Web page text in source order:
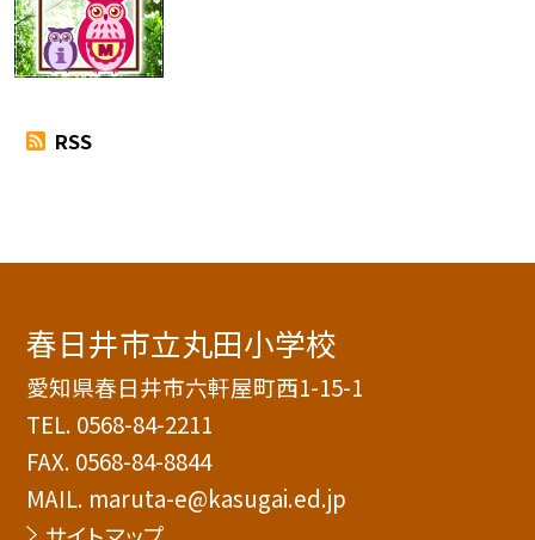
RSS
春日井市立丸田小学校
愛知県春日井市六軒屋町西1-15-1
TEL. 0568-84-2211
FAX. 0568-84-8844
MAIL. maruta-e@kasugai.ed.jp